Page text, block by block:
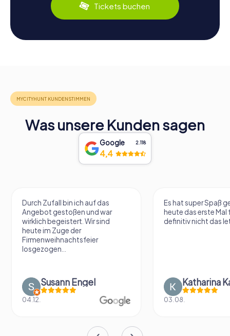
Tickets buchen
Was unsere Kunden sagen
Google 2.118
4,4
Durch Zufall bin ich auf das
Angebot gestoßen und war
wirklich begeistert. Wir sind
heute im Zuge der
Firmenweihnachtsfeier
losgezogen...
Susann Engel
04.12.
Es hat super Spaß
heute das erste Mal
definitiv nicht das
Katharina
03.08.